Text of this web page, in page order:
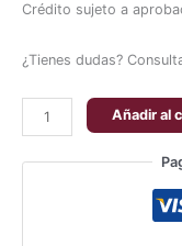
Crédito sujeto a
¿Tienes dudas?
Añadir al